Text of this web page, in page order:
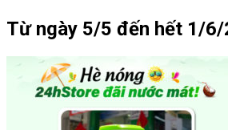
Từ ngày 5/5 đến hết 1/